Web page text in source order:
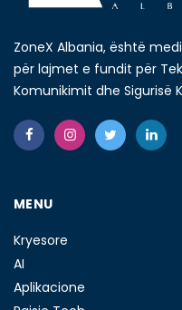
ZoneX Albania, është
për lajmet e fundit për
Komunikimit dhe Sigurisë
MENU
Kryesore
AI
Aplikacione